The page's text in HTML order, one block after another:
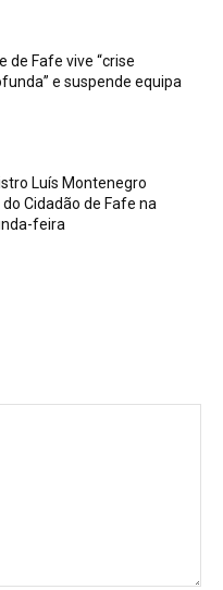
de Fafe vive “crise
e suspende equipa
Luís Montenegro
Cidadão de Fafe na
feira